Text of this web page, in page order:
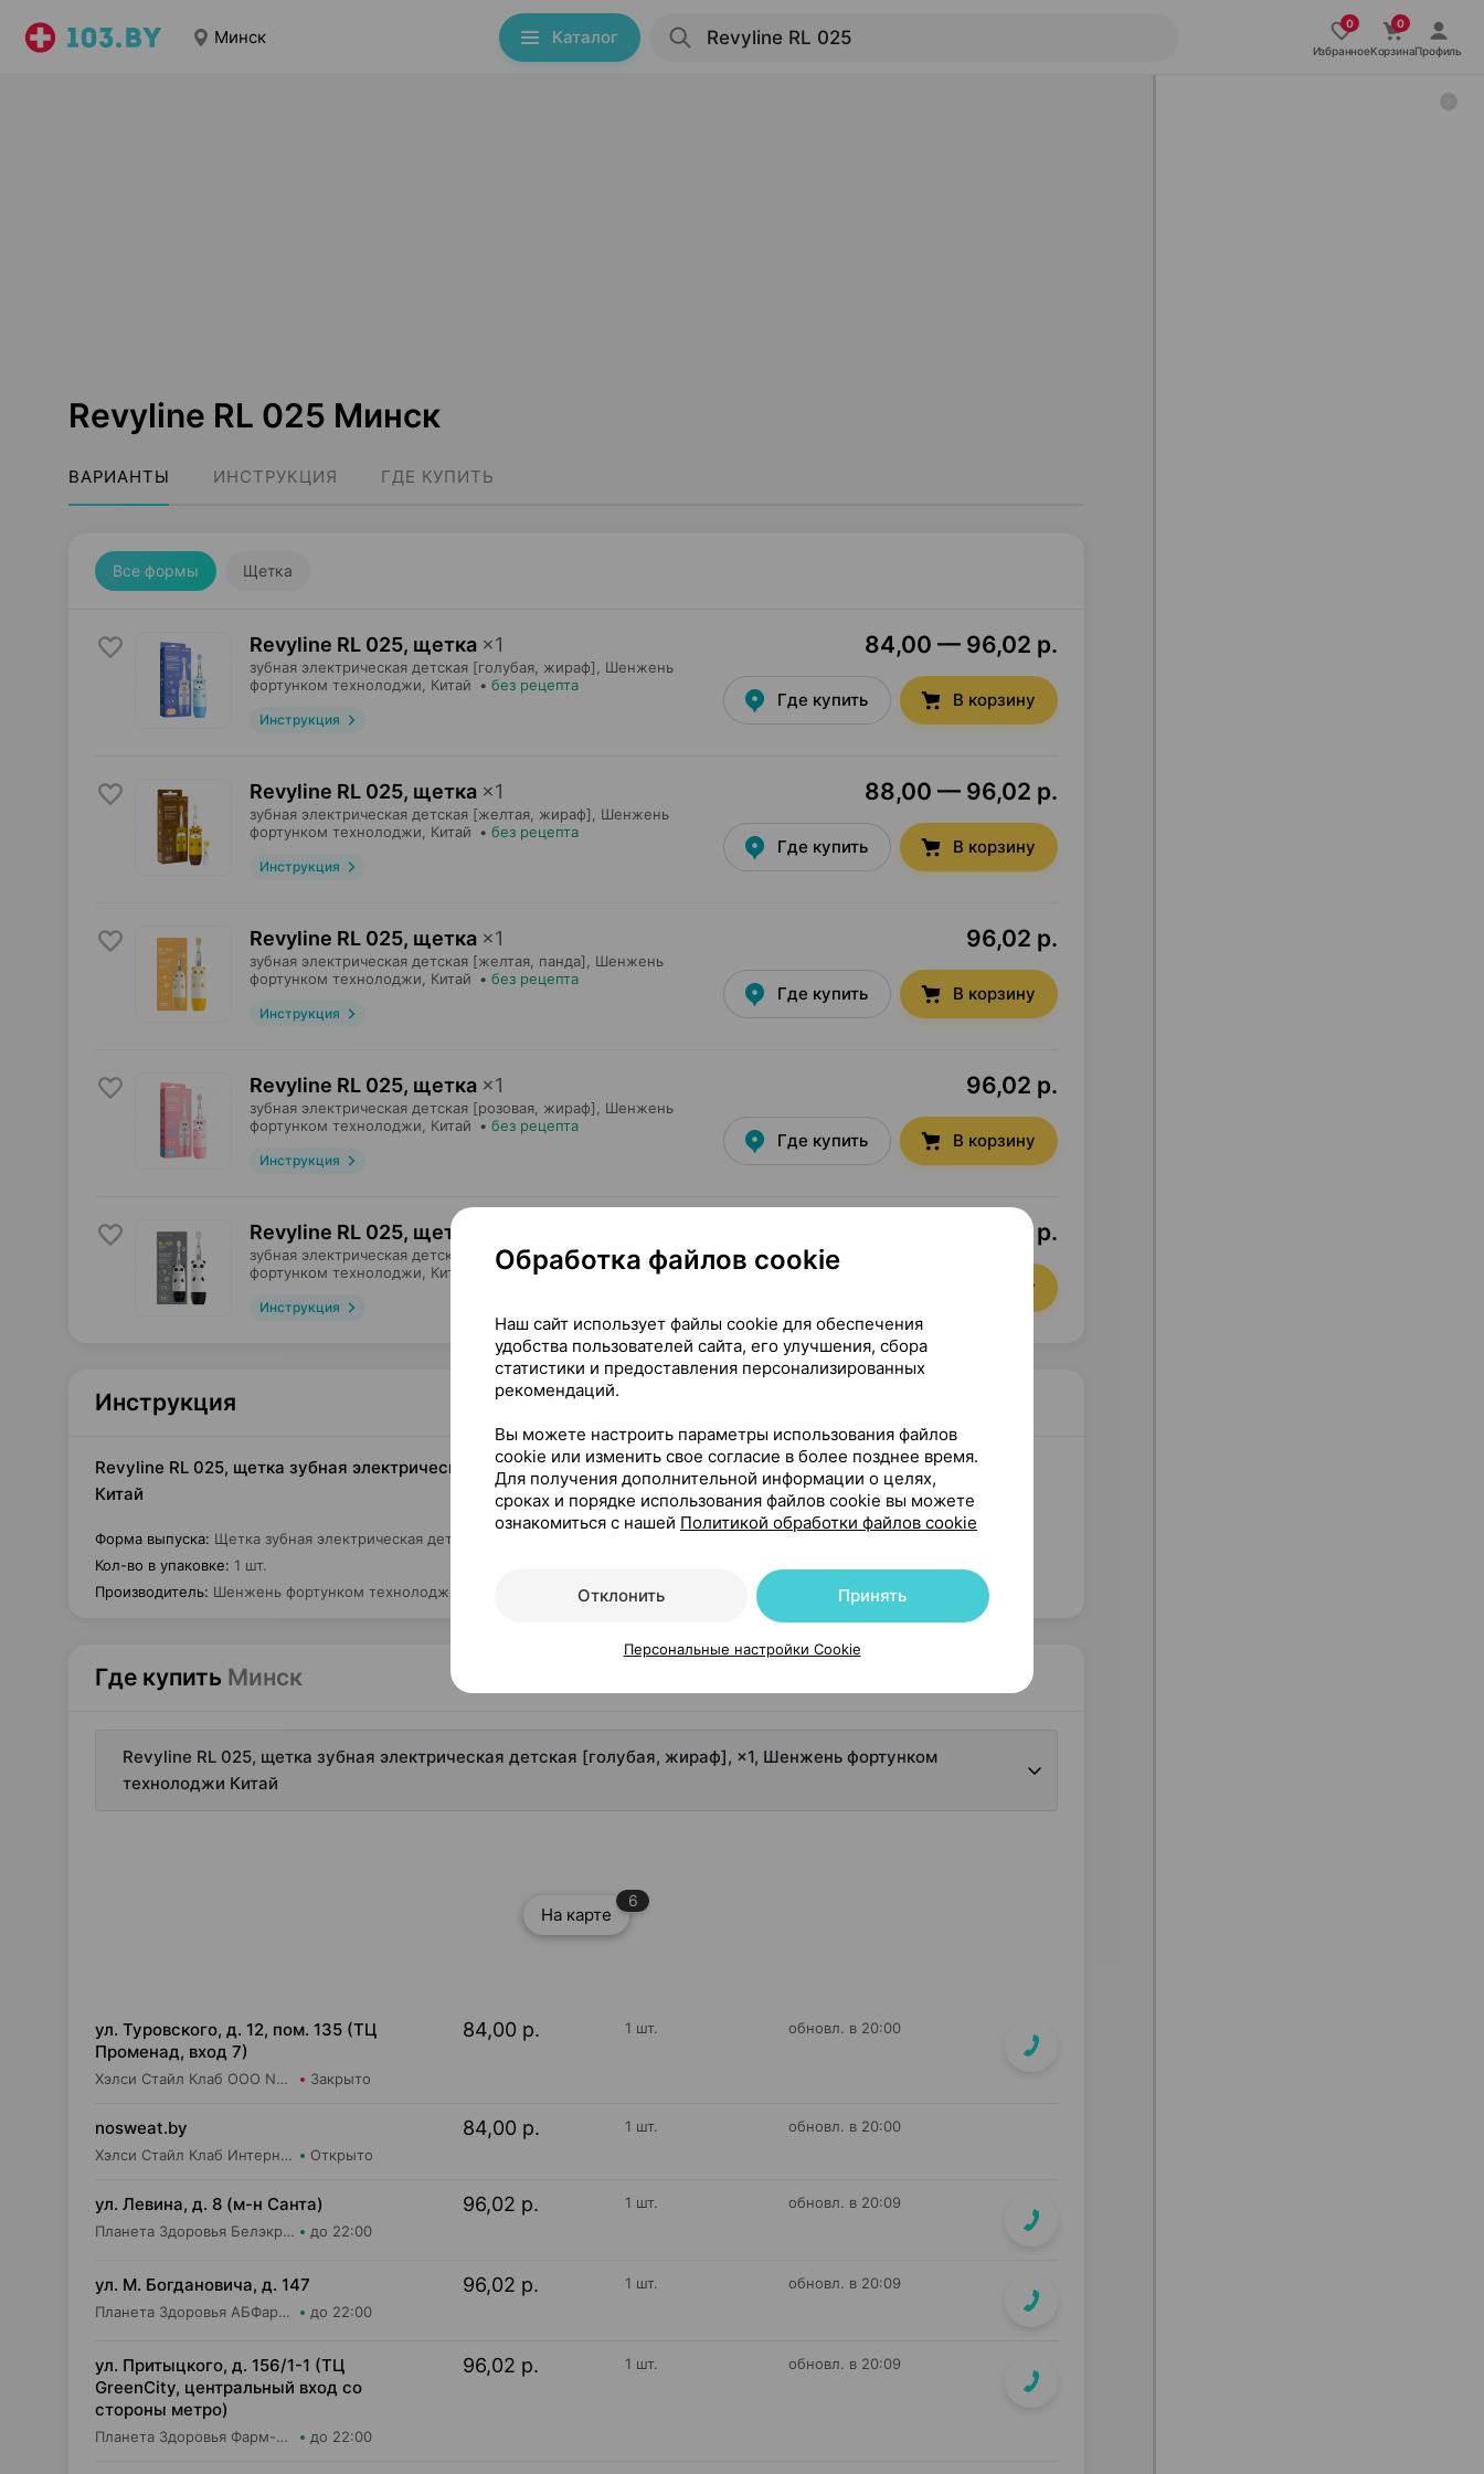
Минск Каталог
ИзбранноеКорзинаПрофиль
Revyline RL 025 Минск
ВАРИАНТЫ ИНСТРУКЦИЯ ГДЕ КУПИТЬ
Все формы Щетка
Revyline RL 025, щетка ×1
зубная электрическая детская [голубая, жираф],
Шенжень
фортунком технолоджи , Китай • без рецепта
Инструкция
84,00 — 96,02 р.
Где купить В корзину
Revyline RL 025, щетка ×1
зубная электрическая детская [желтая, жираф],
Шенжень
фортунком технолоджи , Китай • без рецепта
Инструкция
88,00 — 96,02 р.
Где купить В корзину
Revyline RL 025, щетка ×1
зубная электрическая детская [желтая, панда],
Шенжень
фортунком технолоджи , Китай • без рецепта
Инструкция
96,02 р.
Где купить В корзину
Revyline RL 025, щетка ×1
зубная электрическая детская [розовая, жираф],
Шенжень
фортунком технолоджи , Китай • без рецепта
Инструкция
96,02 р.
Где купить В корзину
Revyline RL 025, щетка
зубная электрическая детская [черная, панда], Шенжень
фортунком технолоджи , Китай без рецепта
Инструкция
96,02 р.
В корзину
Инструкция
Revyline RL 025, щетка зубная электрическая детская [голубая, жираф], ×1, Шенжень фортунком технолоджи
Китай
Форма выпуска: Щетка зубная электрическая детская [голубая, жираф]
Кол-во в упаковке: 1 шт.
Производитель: Шенжень фортунком технолоджи
Где купить Минск
Revyline RL 025, щетка зубная электрическая детская [голубая, жираф], ×1, Шенжень фортунком
технолоджи Китай
На карте
6
ул. Туровского, д. 12, пом. 135 (ТЦ
Променад, вход 7)
Хэлси Стайл Клаб ООО Nosweat.by Магазин товаров для здоровья Закрыто
84,00 р. 1 шт. обновл. в 20:00
nosweat.by
Хэлси Стайл Клаб Интернет-магазин nosweat.by Открыто
84,00 р. 1 шт. обновл. в 20:00
ул. Левина, д. 8 (м-н Санта)
Планета Здоровья Белэкрос ОДО Аптека №5 до 22:00
96,02 р. 1 шт. обновл. в 20:09
ул. М. Богдановича, д. 147
Планета Здоровья АБФармация ИООО Косметический магазин №4 до 22:00
96,02 р. 1 шт. обновл. в 20:09
ул. Притыцкого, д. 156/1-1 (ТЦ
GreenCity, центральный вход со
стороны метро)
Планета Здоровья Фарм-Продукт ОДО Аптека №23 до 22:00
96,02 р. 1 шт. обновл. в 20:09
Обработка файлов cookie
Наш сайт использует файлы cookie для обеспечения
удобства пользователей сайта, его улучшения, сбора
статистики и предоставления персонализированных
рекомендаций.
Вы можете настроить параметры использования файлов
cookie или изменить свое согласие в более позднее время.
Для получения дополнительной информации о целях,
сроках и порядке использования файлов cookie вы можете
ознакомиться с нашей Политикой обработки файлов cookie
Отклонить Принять
Персональные настройки Cookie